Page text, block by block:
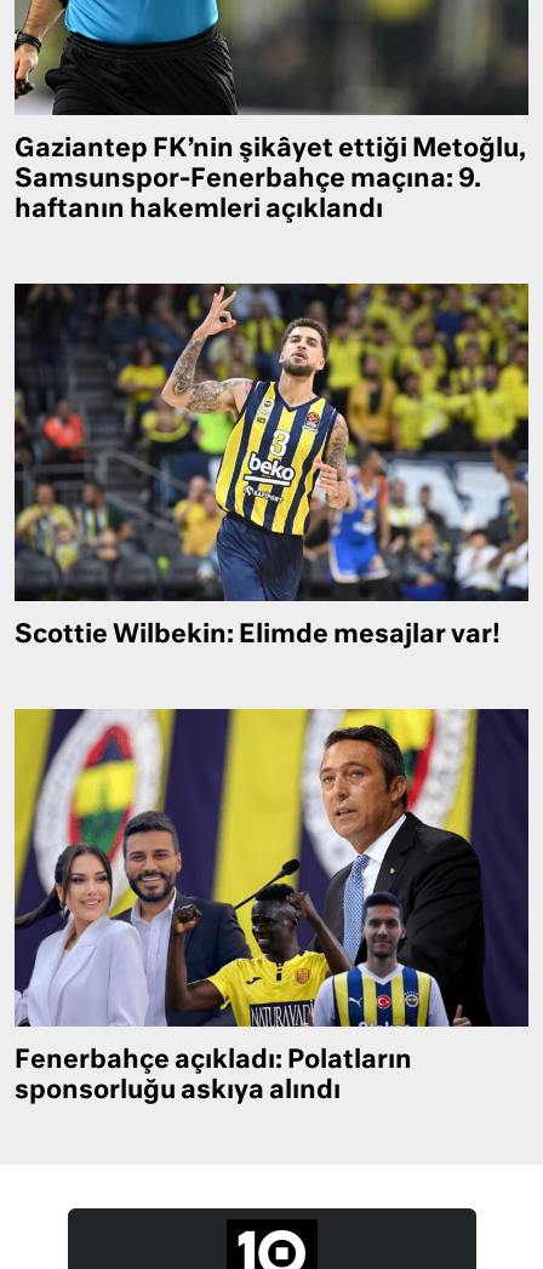
Gaziantep FK’nin şikâyet ettiği Metoğlu,
Samsunspor-Fenerbahçe maçına: 9.
haftanın hakemleri açıklandı
Scottie Wilbekin: Elimde mesajlar var!
Fenerbahçe açıkladı: Polatların
sponsorluğu askıya alındı